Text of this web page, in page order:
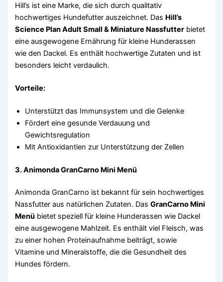
Hill’s ist eine Marke, die sich durch qualitativ
hochwertiges Hundefutter auszeichnet. Das Hill’s
Science Plan Adult Small & Miniature Nassfutter bietet
eine ausgewogene Ernährung für kleine Hunderassen
wie den Dackel. Es enthält hochwertige Zutaten und ist
besonders leicht verdaulich.
Vorteile:
Unterstützt das Immunsystem und die Gelenke
Fördert eine gesunde Verdauung und
Gewichtsregulation
Mit Antioxidantien zur Unterstützung der Zellen
3.Animonda GranCarno Mini Menü
Animonda GranCarno ist bekannt für sein hochwertiges
Nassfutter aus natürlichen Zutaten. DasGranCarno Mini
Menü bietet speziell für kleine Hunderassen wie Dackel
eine ausgewogene Mahlzeit. Es enthält viel Fleisch, was
zu einer hohen Proteinaufnahme beiträgt, sowie
Vitamine und Mineralstoffe, die die Gesundheit des
Hundes fördern.